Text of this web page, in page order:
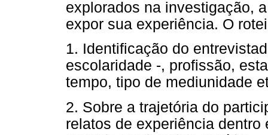
explorados na investigação,
expor sua experiência. O
1. Identificação do
escolaridade -, profissão,
tempo, tipo de mediunidade
2. Sobre a trajetória do
relatos de experiência